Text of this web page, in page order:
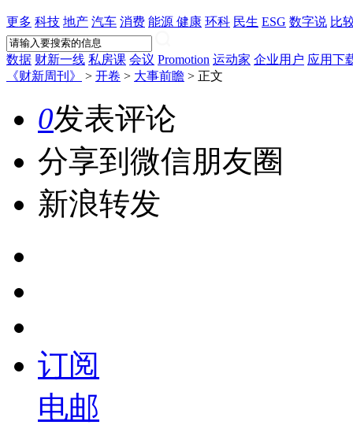
更多 科技 地产 汽车 消费 能源 健康 环科 民生 ESG 数字说 比
数据 财新一线 私房课 会议 Promotion 运动家 企业用户 应用下
《财新周刊》
> 开卷 > 大事前瞻 > 正文
0发表评论
分享到微信朋友圈
新浪转发
订阅
电邮